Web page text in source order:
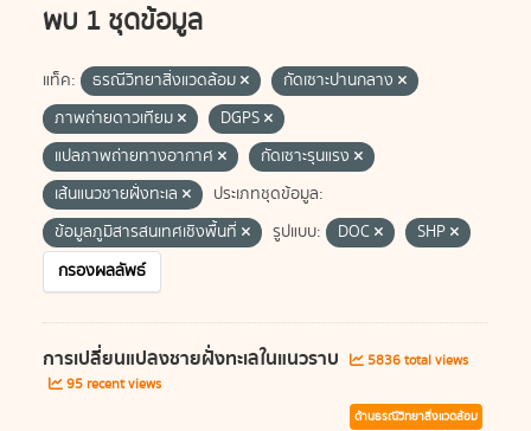
พบ 1 ชุดข้อมูล
แท็ค: ธรณีวิทยาสิ่งแวดล้อม
กัดเซาะปานกลาง
ภาพถ่ายดาวเทียม
DGPS
แปลภาพถ่ายทางอากาศ
กัดเซาะรุนแรง
เส้นแนวชายฝั่งทะเล
ประเภทชุดข้อมูล:
ข้อมูลภูมิสารสนเทศเชิงพื้นที่
รูปแบบ: DOC
SHP
กรองผลลัพธ์
การเปลี่ยนแปลงชายฝั่งทะเลในแนวราบ
5836 total views
95 recent views
ด้านธรณีวิทยาสิ่งแวดล้อม